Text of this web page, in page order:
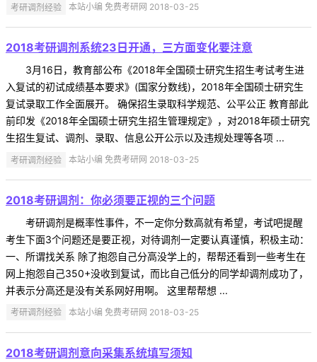
考研调剂经验 本站小编 免费考研网 2018-03-25
2018考研调剂系统23日开通，三方面变化要注意
3月16日，教育部公布《2018年全国硕士研究生招生考试考生进
入复试的初试成绩基本要求》(国家分数线)，2018年全国硕士研究生
复试录取工作全面展开。 确保招生录取科学规范、公平公正 教育部此
前印发《2018年全国硕士研究生招生管理规定》，对2018年硕士研究
生招生复试、调剂、录取、信息公开公示以及违规处理等各项 ...
考研调剂经验 本站小编 免费考研网 2018-03-25
2018考研调剂：你必须要正视的三个问题
考研调剂是概率性事件，不一定你分数高就有希望，考试吧提醒
考生下面3个问题还是要正视，对待调剂一定要认真谨慎，积极主动：
一、所谓找关系 除了抱怨自己分高没学上的，帮帮还看到一些考生在
网上抱怨自己350+没收到复试，而比自己低分的同学却调剂成功了，
并表示分高还是没有关系网好用啊。 这里帮帮想 ...
考研调剂经验 本站小编 免费考研网 2018-03-25
2018考研调剂意向采集系统填写须知